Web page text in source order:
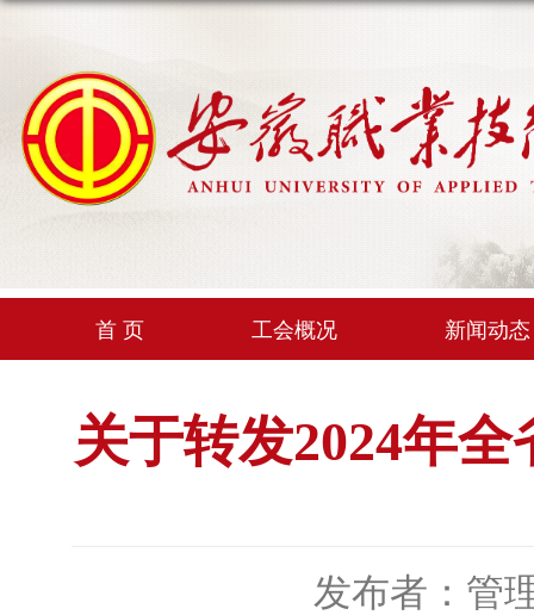
首 页 工会概况 新闻动态
关于转发2024年
发布者：管